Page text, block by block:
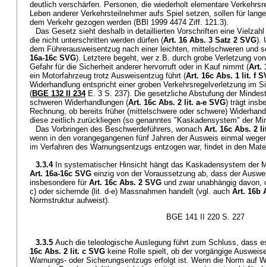
deutlich verschärfen. Personen, die wiederholt elementare
Leben anderer Verkehrsteilnehmer aufs Spiel setzen, sollen für
dem Verkehr gezogen werden (BBl 1999 4474 Ziff. 121.3).
Das Gesetz sieht deshalb in detaillierten Vorschriften eine
die nicht unterschritten werden dürfen (Art. 16 Abs. 3 Satz 2 SVG).
dem Führerausweisentzug nach einer leichten, mittelschweren und
16a-16c SVG). Letztere begeht, wer z.B. durch grobe Verletzung
Gefahr für die Sicherheit anderer hervorruft oder in Kauf nimmt (Art.
ein Motorfahrzeug trotz Ausweisentzug führt (Art. 16c Abs. 1 lit. f
Widerhandlung entspricht einer groben Verkehrsregelverletzung im
(BGE 132 II 234E. 3 S. 237). Die gesetzliche Abstufung der
schweren Widerhandlungen (Art. 16c Abs. 2 lit. a-e SVG) trägt
Rechnung, ob bereits früher (mittelschwere oder schwere)
diese zeitlich zurückliegen (so genanntes "Kaskadensystem" der
Das Vorbringen des Beschwerdeführers, wonach Art. 16c Abs. 2
wenn in den vorangegangenen fünf Jahren der Ausweis einmal
im Verfahren des Warnungsentzugs entzogen war, findet in den
3.3.4 In systematischer Hinsicht hängt das Kaskadensystem der
Art. 16a-16c SVG einzig von der Voraussetzung ab, dass der
insbesondere für Art. 16c Abs. 2 SVG und zwar unabhängig
c) oder sichernde (lit. d-e) Massnahmen handelt (vgl. auch Art. 16b
Normstruktur aufweist).
BGE 141 II 220 S. 227
3.3.5 Auch die teleologische Auslegung führt zum Schluss, dass
16c Abs. 2 lit. c SVG keine Rolle spielt, ob der vorgängige
Warnungs- oder Sicherungsentzugs erfolgt ist. Wenn die Norm auf